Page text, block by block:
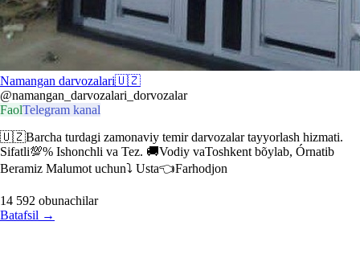
Namangan darvozalari🇺🇿
@namangan_darvozalari_dorvozalar
FaolTelegram kanal
🇺🇿Barcha turdagi zamonaviy temir darvozalar tayyorlash hizmati.
Sifatli💯% Ishonchli va Tez. 🚚Vodiy vaToshkent bõylab, Órnatib
Beramiz Malumot uchun⤵️ Usta👈Farhodjon
14 592 obunachilar
Batafsil →